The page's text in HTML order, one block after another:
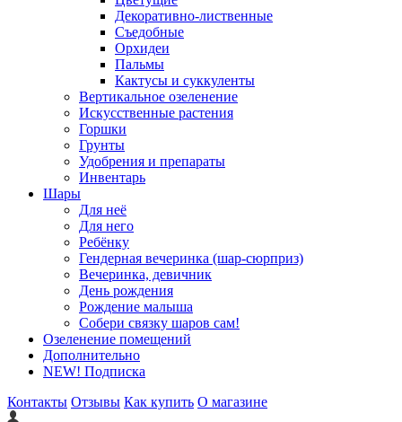
Декоративно-лиственные
Съедобные
Орхидеи
Пальмы
Кактусы и суккуленты
Вертикальное озеленение
Искусственные растения
Горшки
Грунты
Удобрения и препараты
Инвентарь
Шары
Для неё
Для него
Ребёнку
Гендерная вечеринка (шар-сюрприз)
Вечеринка, девичник
День рождения
Рождение малыша
Собери связку шаров сам!
Озеленение помещений
Дополнительно
NEW! Подписка
Контакты Отзывы Как купить О магазине